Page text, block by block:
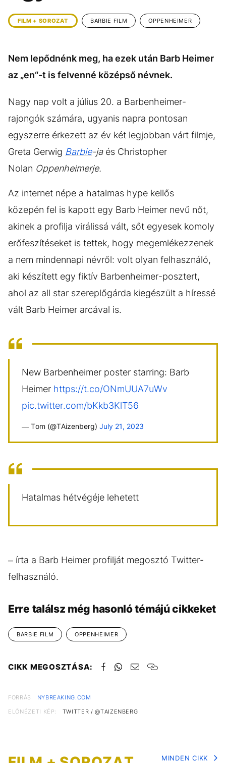
KÖZÉLET
ÉLETMÓD DESIGN
VIDEÓ TÖRTÉNETEK
FILM + SOROZAT BARBIE FILM OPPENHEIMER
Nem lepődnénk meg, ha ezek után Barb Heimer
az „en“-t is felvenné középső névnek.
Nagy nap volt a július 20. a Barbenheimer-
rajongók számára, ugyanis napra pontosan
egyszerre érkezett az év két legjobban várt filmje,
Greta Gerwig Barbie-jaés Christopher
Nolan Oppenheimerje.
Az internet népe a hatalmas hype kellős
közepén fel is kapott egy Barb Heimer nevű nőt,
akinek a profilja virálissá vált, sőt egyesek komoly
erőfeszítéseket is tettek, hogy megemlékezzenek
a nem mindennapi névről: volt olyan felhasználó,
aki készített egy fiktív Barbenheimer-posztert,
ahol az all star szereplőgárda kiegészült a híressé
vált Barb Heimer arcával is.
New Barbenheimer poster starring: Barb
Heimer https://t.co/ONmUUA7uWv
pic.twitter.com/bKkb3KlT56
— Tom (@TAizenberg) July 21, 2023
Hatalmas hétvégéje lehetett
– írta a Barb Heimer profilját megosztó Twitter-
felhasználó.
Erre találsz még hasonló témájú cikkeket
BARBIE FILM OPPENHEIMER
CIKK MEGOSZTÁSA:
FORRÁS
NYBREAKING.COM
ELŐNÉZETI KÉP:
TWITTER / @TAIZENBERG
MINDEN CIKK